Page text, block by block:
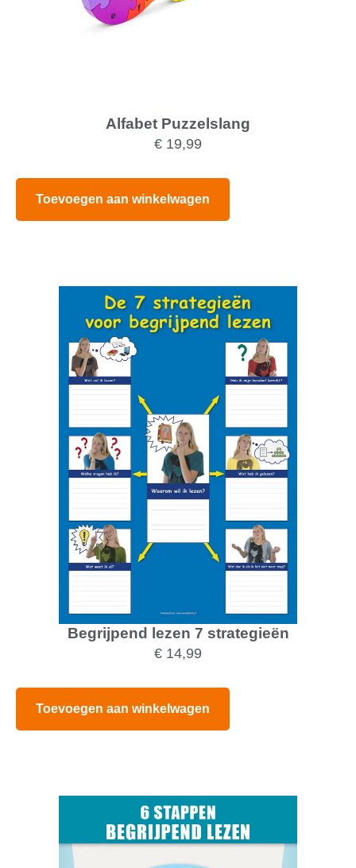
Alfabet Puzzelslang
€ 19,99
Toevoegen aan winkelwagen
Begrijpend lezen 7 strategieën
€ 14,99
Toevoegen aan winkelwagen